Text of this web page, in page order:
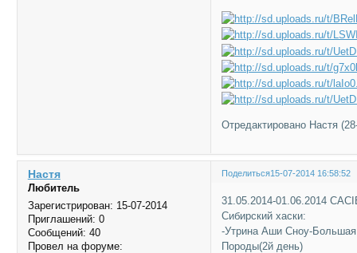
Отредактировано Настя
Поделиться15-07-2014 16:58:52
Настя
Любитель
Зарегистрирован: 15-07-2014
Приглашений: 0
Сообщений: 40
Провел на форуме:
31.05.2014-01.06.2014
Сибирский хаски:
-Утрина Аши Сноу-
Породы(2й день)